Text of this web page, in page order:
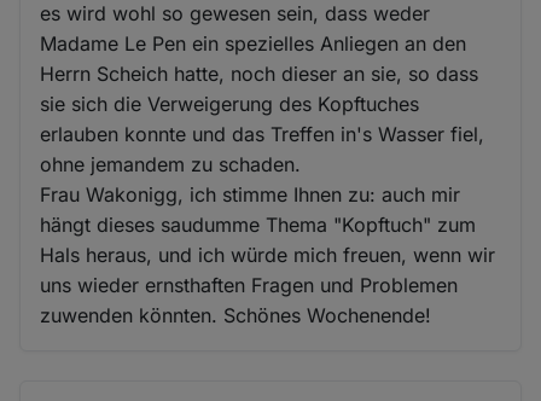
es wird wohl so gewesen sein, dass weder
Madame Le Pen ein spezielles Anliegen an den
Herrn Scheich hatte, noch dieser an sie, so dass
sie sich die Verweigerung des Kopftuches
erlauben konnte und das Treffen in's Wasser fiel,
ohne jemandem zu schaden.
Frau Wakonigg, ich stimme Ihnen zu: auch mir
hängt dieses saudumme Thema "Kopftuch" zum
Hals heraus, und ich würde mich freuen, wenn wir
uns wieder ernsthaften Fragen und Problemen
zuwenden könnten. Schönes Wochenende!